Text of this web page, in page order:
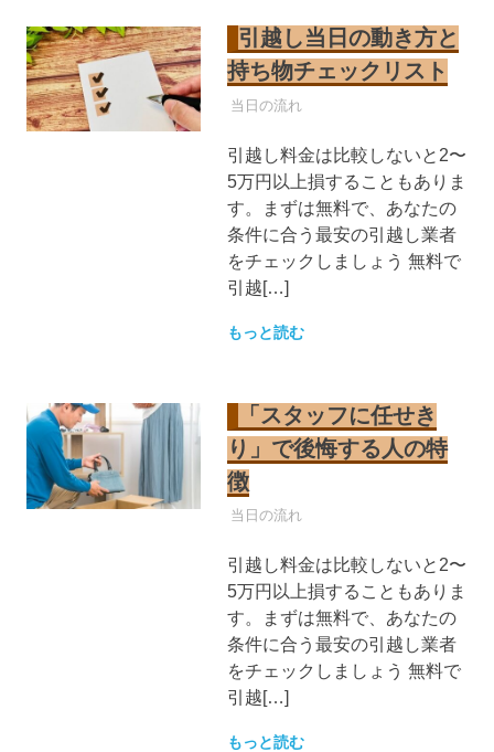
引越し当日の動き方と
持ち物チェックリスト
引越し業者
当日の流れ
引越し料金は比較しないと2〜
5万円以上損することもありま
す。まずは無料で、あなたの
条件に合う最安の引越し業者
をチェックしましょう 無料で
引越[…]
もっと読む
「スタッフに任せき
り」で後悔する人の特
徴
引越し業者
当日の流れ
引越し料金は比較しないと2〜
5万円以上損することもありま
す。まずは無料で、あなたの
条件に合う最安の引越し業者
をチェックしましょう 無料で
引越[…]
もっと読む